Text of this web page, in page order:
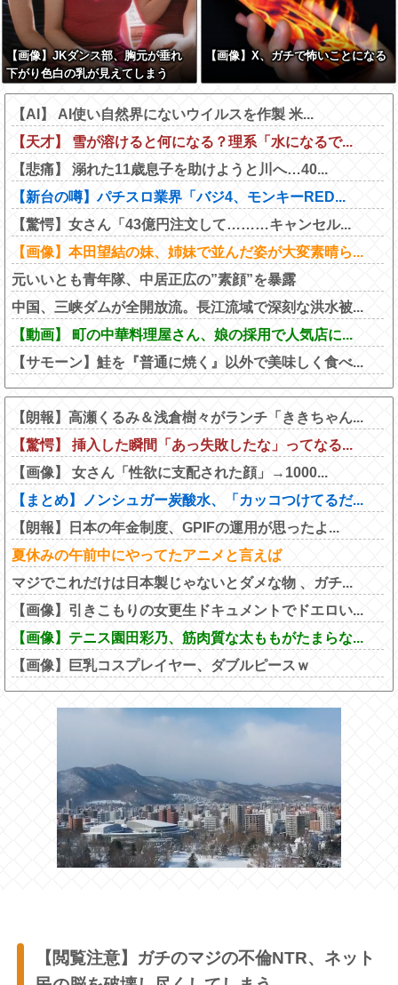
【画像】JKダンス部、胸元が垂れ
下がり色白の乳が見えてしまう
【画像】X、ガチで怖いことになる
【AI】 AI使い自然界にないウイルスを作製 米...
【天才】 雪が溶けると何になる？理系「水になるで...
【悲痛】 溺れた11歳息子を助けようと川へ…40...
【新台の噂】パチスロ業界「バジ4、モンキーRED...
【驚愕】女さん「43億円注文して………キャンセル...
【画像】本田望結の妹、姉妹で並んだ姿が大変素晴ら...
元いいとも青年隊、中居正広の”素顔”を暴露
中国、三峡ダムが全開放流。長江流域で深刻な洪水被...
【動画】 町の中華料理屋さん、娘の採用で人気店に...
【サモーン】鮭を『普通に焼く』以外で美味しく食べ...
【朗報】高瀬くるみ＆浅倉樹々がランチ「ききちゃん...
【驚愕】 挿入した瞬間「あっ失敗したな」ってなる...
【画像】 女さん「性欲に支配された顔」→1000...
【まとめ】ノンシュガー炭酸水、「カッコつけてるだ...
【朗報】日本の年金制度、GPIFの運用が思ったよ...
夏休みの午前中にやってたアニメと言えば
マジでこれだけは日本製じゃないとダメな物 、ガチ...
【画像】引きこもりの女更生ドキュメントでドエロい...
【画像】テニス園田彩乃、筋肉質な太ももがたまらな...
【画像】巨乳コスプレイヤー、ダブルピースｗ
【閲覧注意】ガチのマジの不倫NTR、ネット